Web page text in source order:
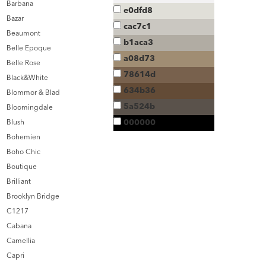
Barbana
Bazar
Beaumont
Belle Epoque
Belle Rose
Black&White
Blommor & Blad
Bloomingdale
Blush
Bohemien
Boho Chic
Boutique
Brilliant
Brooklyn Bridge
C1217
Cabana
Camellia
Capri
e0dfd8
cac7c1
b1aca3
a08d73
78614d
634b36
5a524b
000000